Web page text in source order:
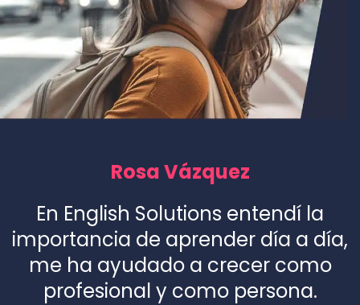
Rosa Vázquez
En English Solutions entendí la
importancia de aprender día a día,
me ha ayudado a crecer como
profesional y como persona.